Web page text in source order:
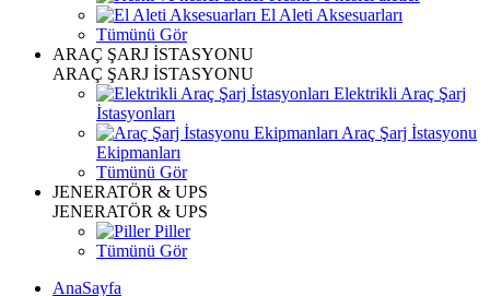
El Aleti Aksesuarları
Tümünü Gör
ARAÇ ŞARJ İSTASYONU
ARAÇ ŞARJ İSTASYONU
Elektrikli Araç Şarj
İstasyonları
Araç Şarj İstasyonu
Ekipmanları
Tümünü Gör
JENERATÖR & UPS
JENERATÖR & UPS
Piller
Tümünü Gör
AnaSayfa